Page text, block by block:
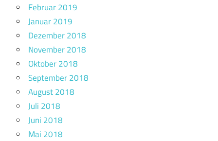
Februar 2019
Januar 2019
Dezember 2018
November 2018
Oktober 2018
September 2018
August 2018
Juli 2018
Juni 2018
Mai 2018